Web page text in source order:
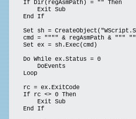
If Dir(regAsmPath) = "" Then
Exit Sub
End If
Set sh =
cmd = """" & regAsmPath & """
Set ex = sh.Exec(cmd)
Do While ex.Status = 0
DoEvents
Loop
rc = ex.ExitCode
If rc <> 0 Then
Exit Sub
End If